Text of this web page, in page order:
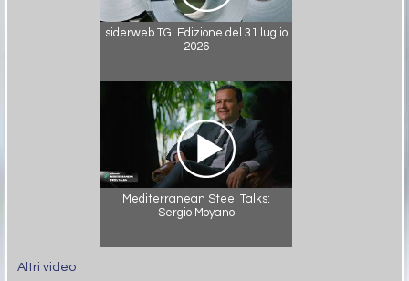
siderweb TG. Edizione del 31 luglio
2026
Mediterranean Steel Talks:
Sergio Moyano
Altri video